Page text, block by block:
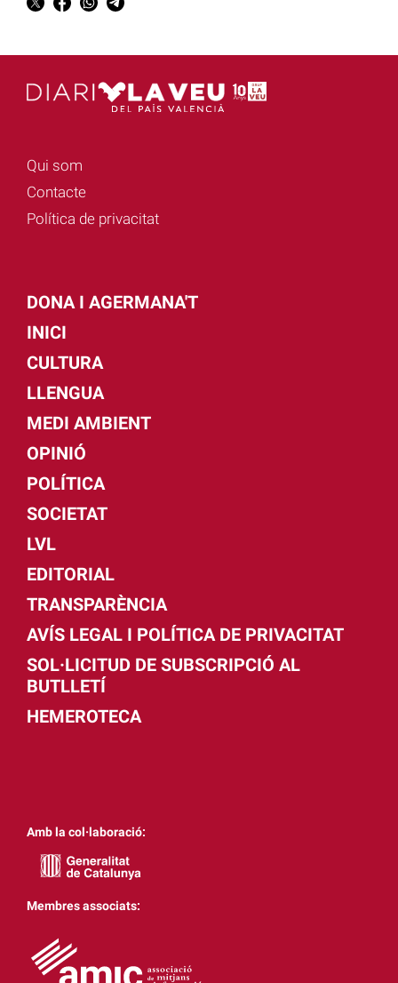
Qui som
Contacte
Política de privacitat
DONA I AGERMANA'T
INICI
CULTURA
LLENGUA
MEDI AMBIENT
OPINIÓ
POLÍTICA
SOCIETAT
LVL
EDITORIAL
TRANSPARÈNCIA
AVÍS LEGAL I POLÍTICA DE PRIVACITAT
SOL·LICITUD DE SUBSCRIPCIÓ AL
BUTLLETÍ
HEMEROTECA
Amb la col·laboració:
Membres associats: